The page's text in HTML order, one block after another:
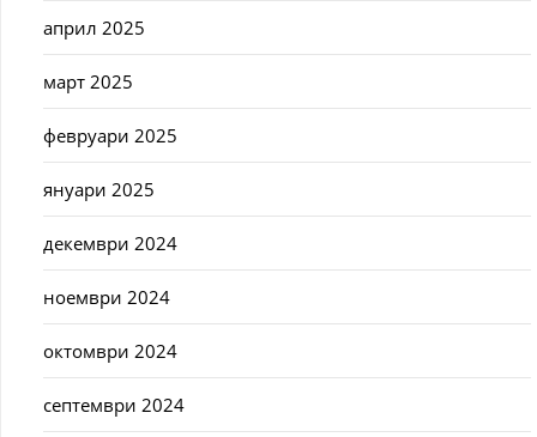
април 2025
март 2025
февруари 2025
януари 2025
декември 2024
ноември 2024
октомври 2024
септември 2024